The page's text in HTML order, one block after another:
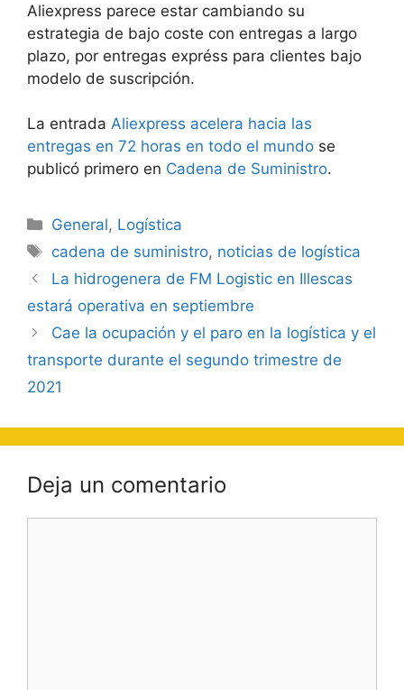
Aliexpress parece estar cambiando su
estrategia de bajo coste con entregas a largo
plazo, por entregas expréss para clientes bajo
modelo de suscripción.
La entrada Aliexpress acelera hacia las
entregas en 72 horas en todo el mundo se
publicó primero en Cadena de Suministro.
Categorías
General, Logística
Etiquetas
cadena de suministro, noticias de logística
Navegación
de
entradas
La hidrogenera de FM Logistic en Illescas
estará operativa en septiembre
Cae la ocupación y el paro en la logística y el
transporte durante el segundo trimestre de
2021
Deja un comentario